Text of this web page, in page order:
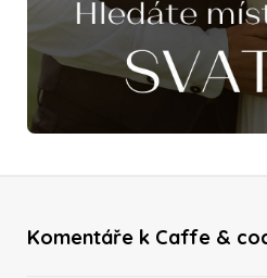
Komentáře k Caffe &